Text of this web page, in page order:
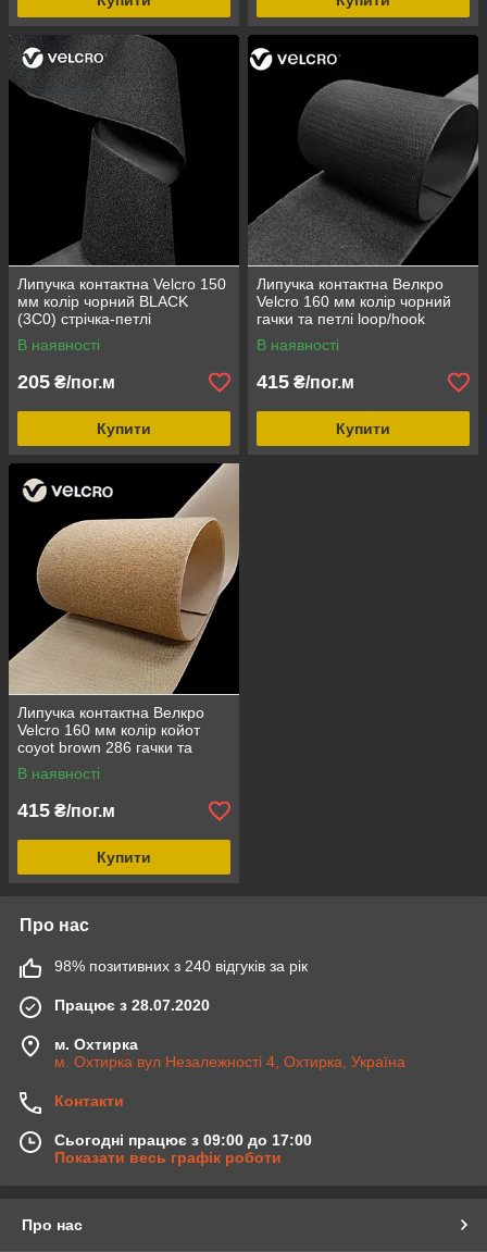
Липучка контактна Velcro 150
мм колір чорний BLACK
(3C0) стрічка-петлі
В наявності
205 ₴/пог.м
Купити
Липучка контактна Велкро
Velcro 160 мм колір чорний
гачки та петлі loop/hook
В наявності
415 ₴/пог.м
Купити
Липучка контактна Велкро
Velcro 160 мм колір койот
coyot brown 286 гачки та
петлі loop/hook
В наявності
415 ₴/пог.м
Купити
Про нас
98% позитивних з 240 відгуків за рік
Працює з 28.07.2020
м. Охтирка
м. Охтирка вул Незалежності 4, Охтирка, Україна
Контакти
Сьогодні працює з 09:00 до 17:00
Показати весь графік роботи
Про нас